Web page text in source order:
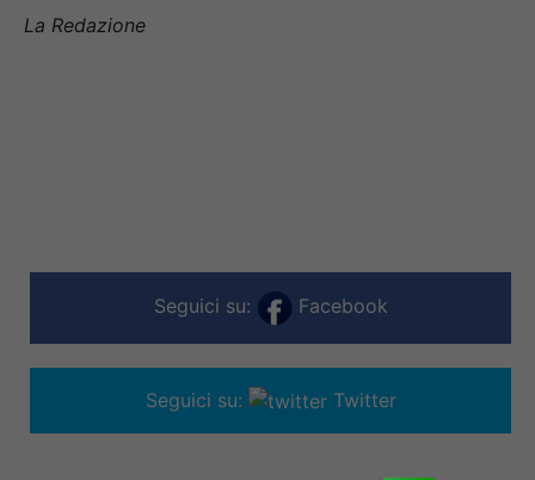
La Redazione
Seguici su: Facebook
Seguici su: Twitter